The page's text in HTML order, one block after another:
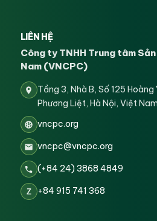
LIÊN HỆ
Công ty TNHH Trung tâm
Nam (VNCPC)
Tầng 3, Nhà B, Số 125
Phương Liệt, Hà Nội, Việt Nam
vncpc.org
vncpc@vncpc.org
(+84 24) 3868 4849
Z +84 915 741 368